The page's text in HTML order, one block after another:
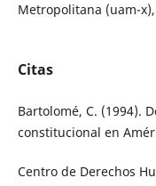
Metropolitana (uam-
Citas
Bartolomé, C. (1994).
constitucional en
Centro de Derechos